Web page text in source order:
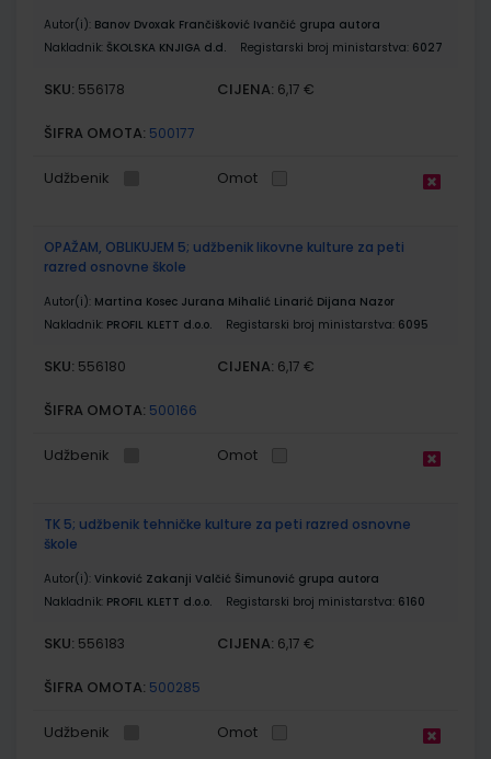
Autor(i): Banov Dvoxak Frančišković Ivančić grupa autora
Nakladnik: ŠKOLSKA KNJIGA d.d. Registarski broj ministarstva: 6027
SKU: 556178 CIJENA: 6,17 €
ŠIFRA OMOTA: 500177
Udžbenik Omot
OPAŽAM, OBLIKUJEM 5; udžbenik likovne kulture za peti
razred osnovne škole
Autor(i): Martina Kosec Jurana Mihalić Linarić Dijana Nazor
Nakladnik: PROFIL KLETT d.o.o. Registarski broj ministarstva: 6095
SKU: 556180 CIJENA: 6,17 €
ŠIFRA OMOTA: 500166
Udžbenik Omot
TK 5; udžbenik tehničke kulture za peti razred osnovne
škole
Autor(i): Vinković Zakanji Valčić Šimunović grupa autora
Nakladnik: PROFIL KLETT d.o.o. Registarski broj ministarstva: 6160
SKU: 556183 CIJENA: 6,17 €
ŠIFRA OMOTA: 500285
Udžbenik Omot